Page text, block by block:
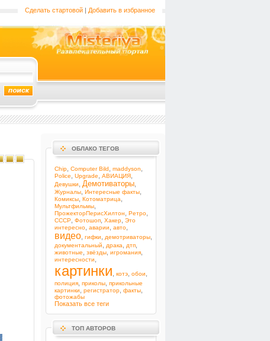
Сделать стартовой | Добавить в избранное
ОБЛАКО ТЕГОВ
Chip Computer Bild maddyson
Police Upgrade АВИАЦИЯ
Девушки Демотиваторы
Журналы Интересные факты
Комиксы Котоматрица
Мультфильмы
ПрожекторПерисХилтон Ретро
СССР Фотошоп Хакер Это
интересно аварии авто
видео гифки демотриваторы
документальный драка дтп
животные звёзды игромания
интересности
картинки котэ обои
полиция приколы прикольные
картинки
регистратор факты
фотожабы
Показать все теги
ТОП АВТОРОВ